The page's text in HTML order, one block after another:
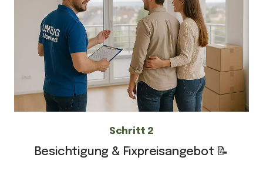
Schritt 2
Besichtigung & Fixpreisangebot 📝